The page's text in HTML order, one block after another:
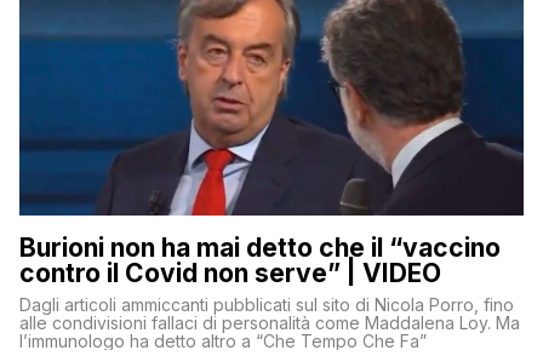
Burioni non ha mai detto che il “vaccino
contro il Covid non serve” | VIDEO
Dagli articoli ammiccanti pubblicati sul sito di Nicola Porro, fino
alle condivisioni fallaci di personalità come Maddalena Loy. Ma
l’immunologo ha detto altro a “Che Tempo Che Fa”